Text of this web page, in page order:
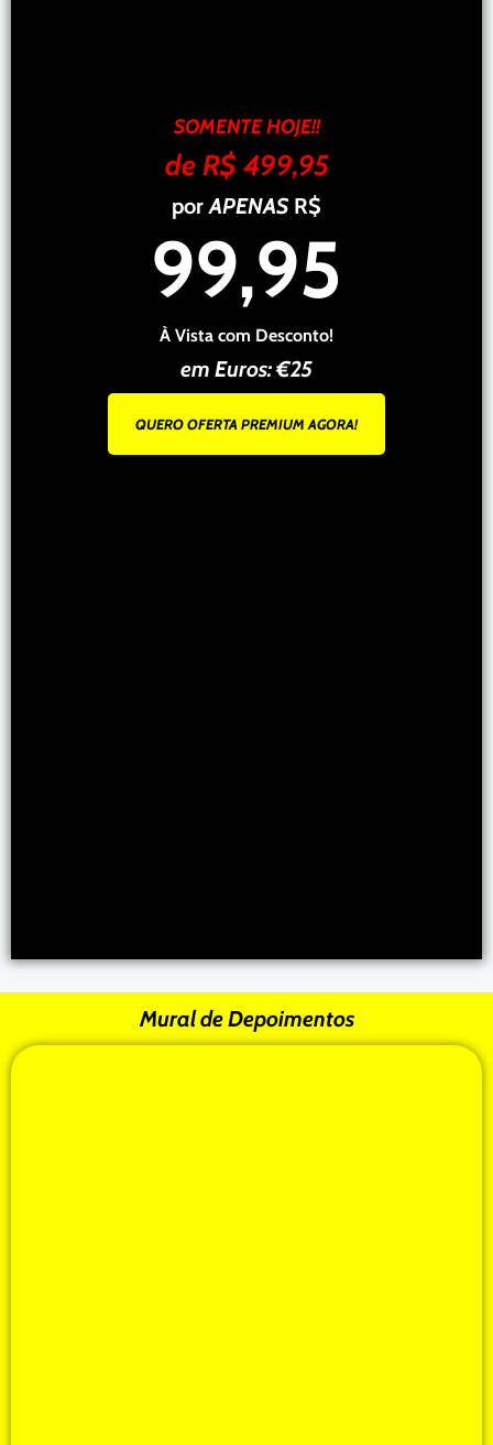
SOMENTE HOJE!!
de R$ 499,95
porAPENAS R$
99,95
À Vista com Desconto!
em Euros: €25
QUERO OFERTA PREMIUM AGORA!
Mural de Depoimentos